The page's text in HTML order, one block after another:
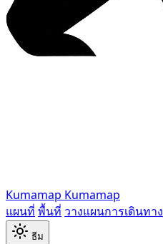
Kumamap Kumamap
แผนที่ พื้นที่ วางแผนการเดินทาง
ธีม